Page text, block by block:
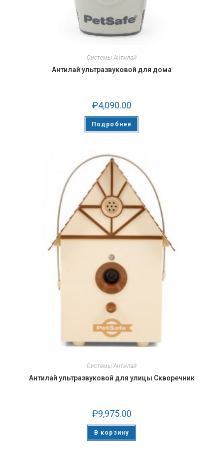
Системы Антилай
Антилай ультразвуковой для дома
₽4,090.00
Подробнее
Системы Антилай
Антилай ультразвуковой для улицы Скворечник
₽9,975.00
В корзину